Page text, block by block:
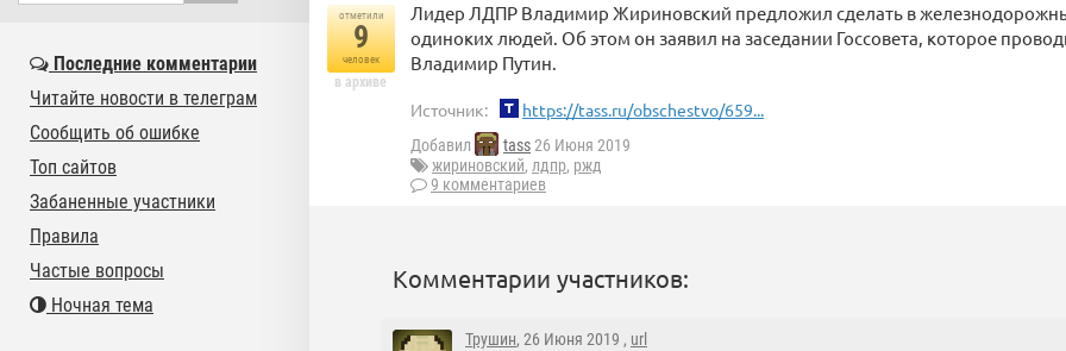
отметили
9
человек
в архиве
Лидер ЛДПР Владимир Жириновский предложил сделать в
одиноких людей. Об этом он заявил на заседании Госсовета, которое
Владимир Путин.
Источник: https://tass.ru/obschestvo/659...
Добавил tass26 Июня 2019
жириновский, лдпр, ржд
9 комментариев
Комментарии участников:
Трушин, 26 Июня 2019 , url
Последние комментарии
Читайте новости в телеграм
Сообщить об ошибке
Топ сайтов
Забаненные участники
Правила
Частые вопросы
Ночная тема